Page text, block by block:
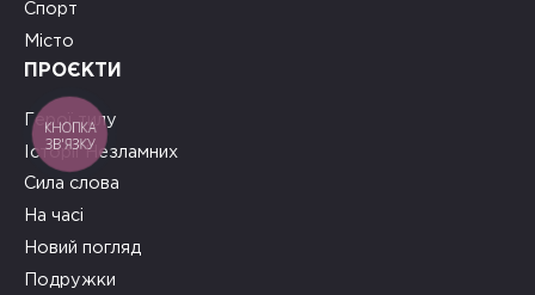
Спорт
Місто
ПРОЄКТИ
Герої тилу
Історії Незламних
Сила слова
На часі
Новий погляд
Подружки
КНОПКА
ЗВ'ЯЗКУ